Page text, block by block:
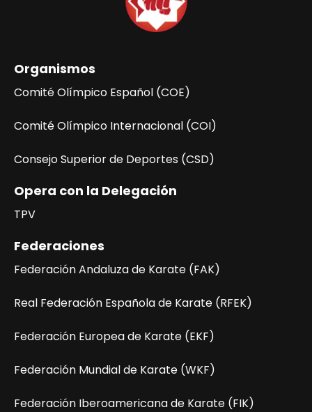
Organismos
Comité Olímpico Español (COE)
Comité Olímpico Internacional (COI)
Consejo Superior de Deportes (CSD)
Opera con la Delegación
TPV
Federaciones
Federación Andaluza de Karate (FAK)
Real Federación Española de Karate (RFEK)
Federación Europea de Karate (EKF)
Federación Mundial de Karate (WKF)
Federación Iberoamericana de Karate (FIK)